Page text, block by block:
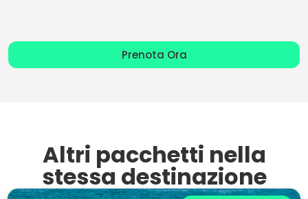
Prenota Ora
Altri pacchetti nella
stessa destinazione